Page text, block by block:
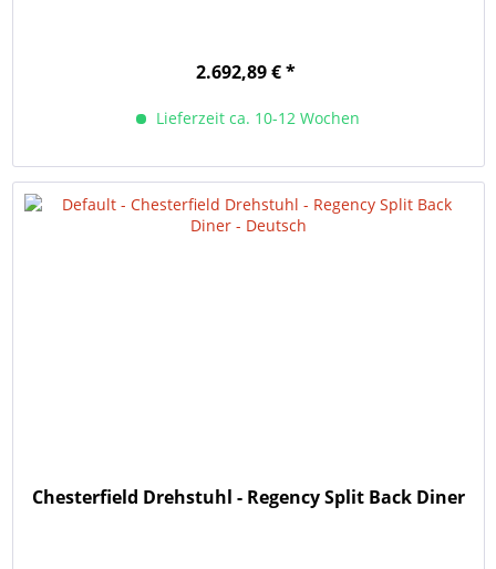
2.692,89 € *
Lieferzeit ca. 10-12 Wochen
Chesterfield Drehstuhl - Regency Split Back Diner